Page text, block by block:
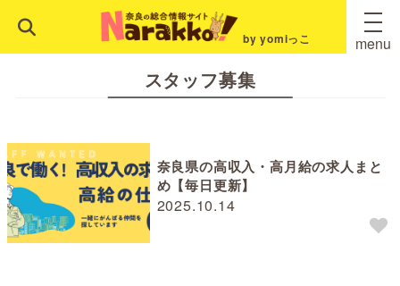
by yomiっこ menu
スタッフ募集
2025.10.14
奈良県の高収入・高月給の求人まと
め【毎日更新】